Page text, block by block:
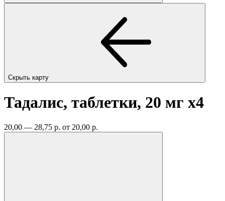
Скрыть карту
Тадалис, таблетки, 20 мг x4
20,00 — 28,75 р. от 20,00 р.